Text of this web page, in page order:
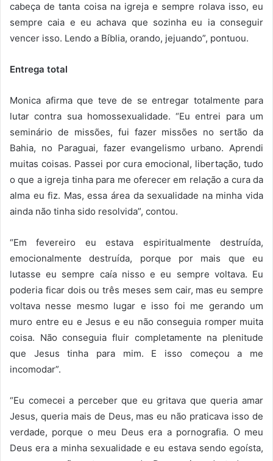
cabeça de tanta coisa na igreja e sempre rolava isso, eu
sempre caia e eu achava que sozinha eu ia conseguir
vencer isso. Lendo a Bíblia, orando, jejuando”, pontuou.
Entrega total
Monica afirma que teve de se entregar totalmente para
lutar contra sua homossexualidade. “Eu entrei para um
seminário de missões, fui fazer missões no sertão da
Bahia, no Paraguai, fazer evangelismo urbano. Aprendi
muitas coisas. Passei por cura emocional, libertação, tudo
o que a igreja tinha para me oferecer em relação a cura da
alma eu fiz. Mas, essa área da sexualidade na minha vida
ainda não tinha sido resolvida”, contou.
“Em fevereiro eu estava espiritualmente destruída,
emocionalmente destruída, porque por mais que eu
lutasse eu sempre caía nisso e eu sempre voltava. Eu
poderia ficar dois ou três meses sem cair, mas eu sempre
voltava nesse mesmo lugar e isso foi me gerando um
muro entre eu e Jesus e eu não conseguia romper muita
coisa. Não conseguia fluir completamente na plenitude
que Jesus tinha para mim. E isso começou a me
incomodar”.
“Eu comecei a perceber que eu gritava que queria amar
Jesus, queria mais de Deus, mas eu não praticava isso de
verdade, porque o meu Deus era a pornografia. O meu
Deus era a minha sexualidade e eu estava sendo egoísta,